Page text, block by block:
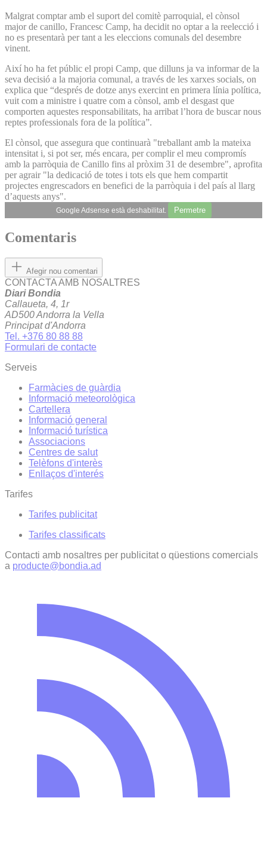
Malgrat comptar amb el suport del comitè parroquial, el cònsol
major de canillo, Francesc Camp, ha decidit no optar a la reelecció i
no es presentarà per tant a les eleccions comunals del desembre
vinent.
Així ho ha fet públic el propi Camp, que dilluns ja va informar de la
seva decisió a la majoria comunal, a través de les xarxes socials, on
explica que “després de dotze anys exercint en primera línia política,
vuit com a ministre i quatre com a cònsol, amb el desgast que
comporten aquestes responsabilitats, ha arribat l’hora de buscar nous
reptes professionals fora de la política”.
El cònsol, que assegura que continuarà "treballant amb la mateixa
intensitat i, si pot ser, més encara, per complir el meu compromís
amb la parròquia de Canillo fins al pròxim 31 de desembre", aprofita
per agrair "la dedicació de totes i tots els que hem compartit
projectes engrescadors en benefici de la parròquia i del país al llarg
d’aquests anys".
Google Adsense està deshabilitat. Permetre
Comentaris
Afegir nou comentari
CONTACTA AMB NOSALTRES
Diari Bondia
Callaueta, 4, 1r
AD500 Andorra la Vella
Principat d'Andorra
Tel. +376 80 88 88
Formulari de contacte
Serveis
Farmàcies de guàrdia
Informació meteorològica
Cartellera
Informació general
Informació turística
Associacions
Centres de salut
Telèfons d'interès
Enllaços d'interés
Tarifes
Tarifes publicitat
Tarifes classificats
Contacti amb nosaltres per publicitat o qüestions comercials
a producte@bondia.ad